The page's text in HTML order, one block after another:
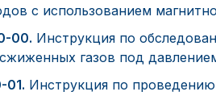
с использованием
00. Инструкция по
газов под
01. Инструкция по проведению